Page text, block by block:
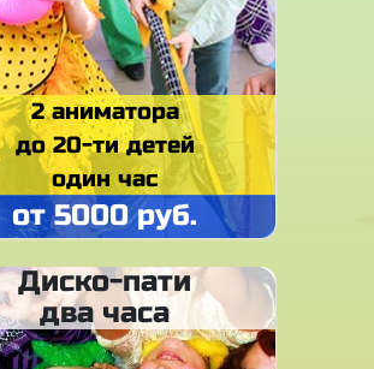
2 аниматора
до 20-ти детей
один час
от 5000 руб.
Диско-пати
два часа